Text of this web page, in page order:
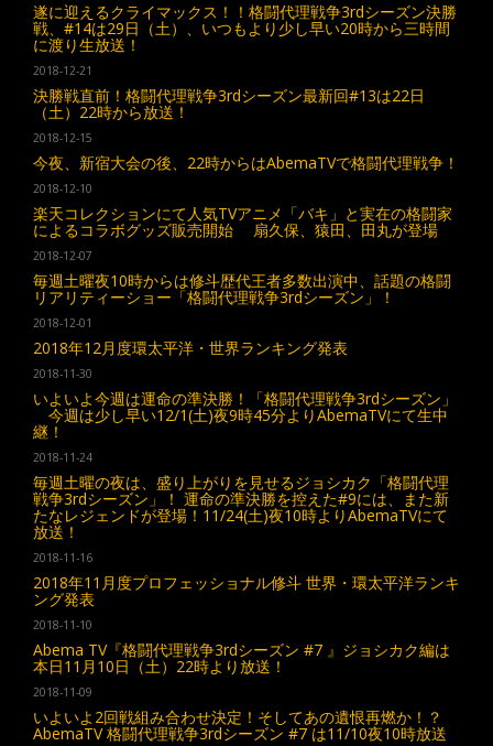
遂に迎えるクライマックス！！格闘代理戦争3rdシーズン決勝
戦、#14は29日（土）、いつもより少し早い20時から三時間
に渡り生放送！
2018-12-21
決勝戦直前！格闘代理戦争3rdシーズン最新回#13は22日
（土）22時から放送！
2018-12-15
今夜、新宿大会の後、22時からはAbemaTVで格闘代理戦争！
2018-12-10
楽天コレクションにて人気TVアニメ「バキ」と実在の格闘家
によるコラボグッズ販売開始 扇久保、猿田、田丸が登場
2018-12-07
毎週土曜夜10時からは修斗歴代王者多数出演中、話題の格闘
リアリティーショー「格闘代理戦争3rdシーズン」！
2018-12-01
2018年12月度環太平洋・世界ランキング発表
2018-11-30
いよいよ今週は運命の準決勝！「格闘代理戦争3rdシーズン」
今週は少し早い12/1(土)夜9時45分よりAbemaTVにて生中
継！
2018-11-24
毎週土曜の夜は、盛り上がりを見せるジョシカク「格闘代理
戦争3rdシーズン」！ 運命の準決勝を控えた#9には、また新
たなレジェンドが登場！11/24(土)夜10時よりAbemaTVにて
放送！
2018-11-16
2018年11月度プロフェッショナル修斗 世界・環太平洋ランキ
ング発表
2018-11-10
Abema TV『格闘代理戦争3rdシーズン #7 』ジョシカク編は
本日11月10日（土）22時より放送！
2018-11-09
いよいよ2回戦組み合わせ決定！そしてあの遺恨再燃か！？
AbemaTV 格闘代理戦争3rdシーズン #7 は11/10夜10時放送